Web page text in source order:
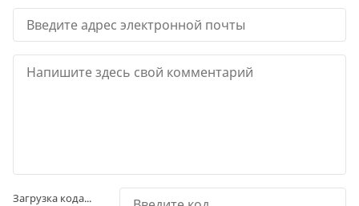
Загрузка кода...